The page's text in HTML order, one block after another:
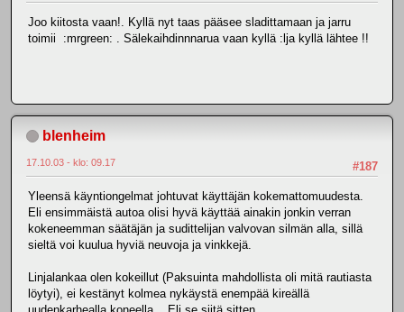
Joo kiitosta vaan!. Kyllä nyt taas pääsee sladittamaan ja jarru
toimii :mrgreen: . Sälekaihdinnnarua vaan kyllä :lja kyllä lähtee !!
blenheim
#187
17.10.03 - klo: 09.17
Yleensä käyntiongelmat johtuvat käyttäjän kokemattomuudesta.
Eli ensimmäistä autoa olisi hyvä käyttää ainakin jonkin verran
kokeneemman säätäjän ja sudittelijan valvovan silmän alla, sillä
sieltä voi kuulua hyviä neuvoja ja vinkkejä.
Linjalankaa olen kokeillut (Paksuinta mahdollista oli mitä rautiasta
löytyi), ei kestänyt kolmea nykäystä enempää kireällä